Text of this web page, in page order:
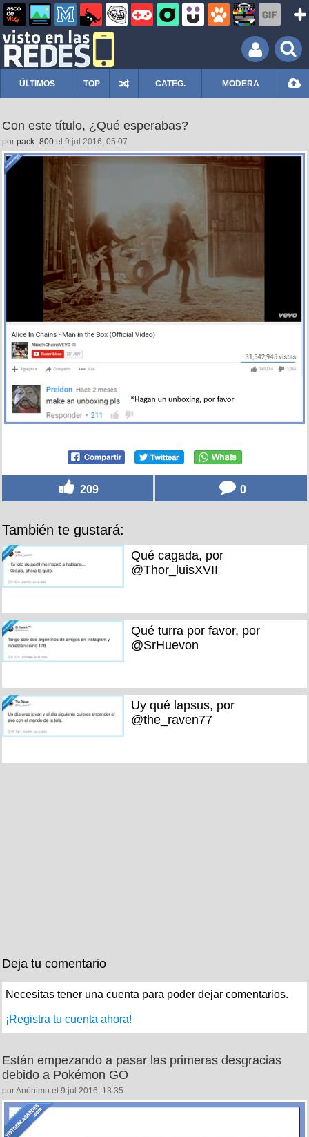
ÚLTIMOS TOP CATEG. MODERA
Con este título, ¿Qué esperabas?
por pack_800 el 9 jul 2016, 05:07
209 0
También te gustará:
Qué cagada, por
@Thor_luisXVII
Qué turra por favor, por
@SrHuevon
Uy qué lapsus, por
@the_raven77
Deja tu comentario
Necesitas tener una cuenta para poder dejar comentarios.
¡Registra tu cuenta ahora!
Están empezando a pasar las primeras desgracias
debido a Pokémon GO
por Anónimo el 9 jul 2016, 13:35